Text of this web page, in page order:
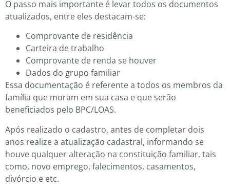
O passo mais importante é levar todos os documentos
atualizados, entre eles destacam-se:
Comprovante de residência
Carteira de trabalho
Comprovante de renda se houver
Dados do grupo familiar
Essa documentação é referente a todos os membros da
família que moram em sua casa e que serão
beneficiados pelo BPC/LOAS.
Após realizado o cadastro, antes de completar dois
anos realize a atualização cadastral, informando se
houve qualquer alteração na constituição familiar, tais
como, novo emprego, falecimentos, casamentos,
divórcio e etc.